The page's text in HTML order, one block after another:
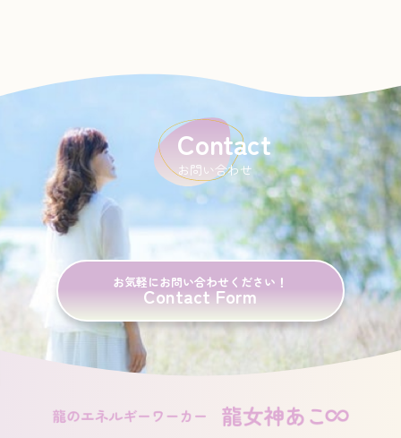
Contact
お問い合わせ
お気軽にお問い合わせください！
Contact Form